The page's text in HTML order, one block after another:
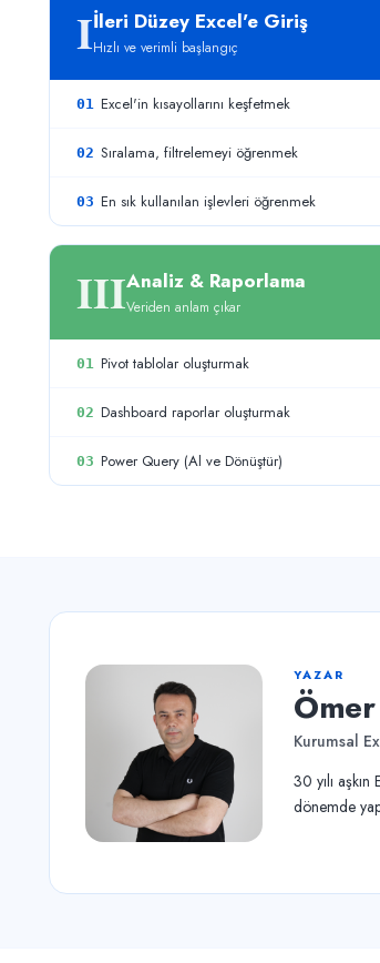
Iİleri Düzey Excel'e Giriş
Hızlı ve verimli başlangıç
01 Excel'in kısayollarını keşfetmek
02 Sıralama, filtrelemeyi öğrenmek
03 En sık kullanılan işlevleri öğrenmek
IIIAnaliz & Raporlama
Veriden anlam çıkar
01 Pivot tablolar oluşturmak
02 Dashboard raporlar oluşturmak
03 Power Query (Al ve Dönüştür)
YAZAR
Ömer
Kurumsal
30 yılı
dönemde